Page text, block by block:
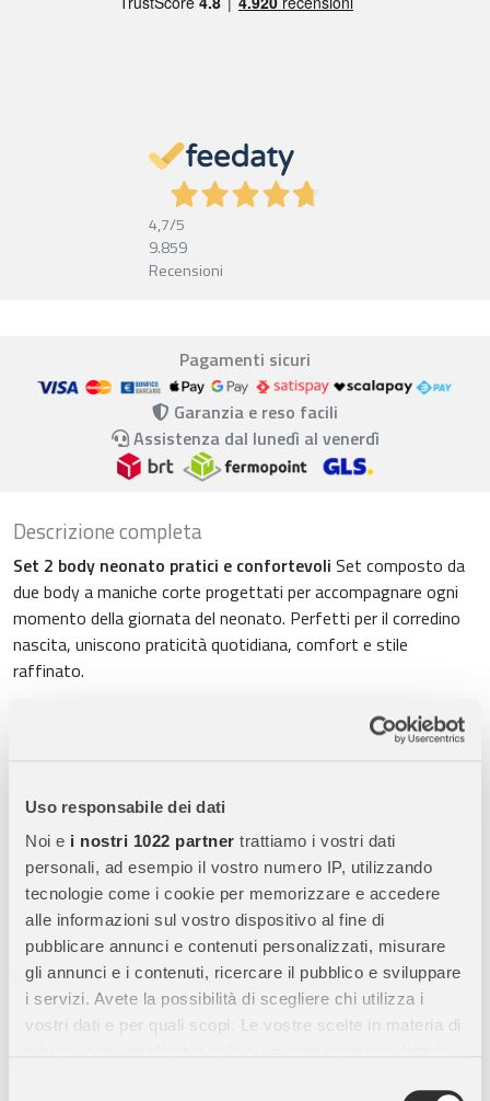
Uso responsabile dei dati
Noi e i nostri 1022 partner trattiamo i vostri dati
personali, ad esempio il vostro numero IP, utilizzando
tecnologie come i cookie per memorizzare e accedere
alle informazioni sul vostro dispositivo al fine di
pubblicare annunci e contenuti personalizzati, misurare
gli annunci e i contenuti, ricercare il pubblico e sviluppare
i servizi. Avete la possibilità di scegliere chi utilizza i
vostri dati e per quali scopi. Le vostre scelte in materia di
4,7/5
9.859
Recensioni
Pagamenti sicuri
Garanzia e reso facili
Assistenza dal lunedì al venerdì
Descrizione completa
Set 2 body neonato pratici e confortevoli Set composto da
due body a maniche corte progettati per accompagnare ogni
momento della giornata del neonato. Perfetti per il corredino
nascita, uniscono praticità quotidiana, comfort e stile
raffinato.
Realizzati in95% viscosa
, offrono una morbidezza setosa e una
Apertura studiata per ogni fase di crescitaTaglia
mesii body presentano apertura incrociata frontale per
facilitare il cambio del neonato. Dalla taglia3-6 mesiin poi
l’apertura a spalla rende il capo più pratico durante i movimenti.
Fantasie eleganti e delicateDisponibili in varianti con
illustrazioni raffinate, pattern minimal e motivi ispirati alla
natura. Le fantasie coordinate permettono di creare outfit
armoniosi e curati per il neonato.